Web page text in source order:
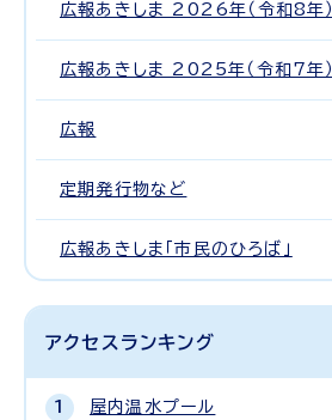
広報あきしま 2026年（令和8年）
広報あきしま 2025年（令和7年）
広報
定期発行物など
広報あきしま「市民のひろば」
アクセスランキング
屋内温水プール